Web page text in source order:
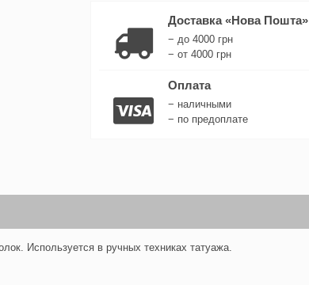
Доставка «Нова Пошта»
− до 4000 грн
− от 4000 грн
Оплата
− наличными
− по предоплате
Используется в ручных техниках татуажа.